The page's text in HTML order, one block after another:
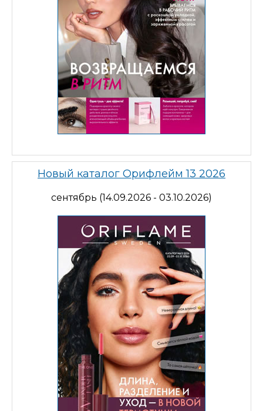
Новый каталог Орифлейм 13 2026
сентябрь (14.09.2026 - 03.10.2026)